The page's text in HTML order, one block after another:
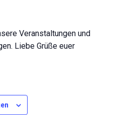
Veranstaltungen und
Liebe Grüße euer